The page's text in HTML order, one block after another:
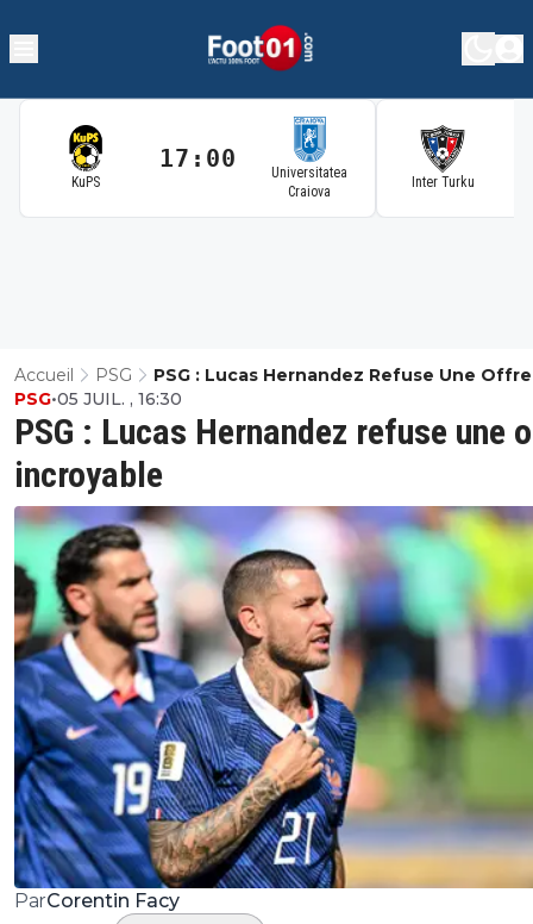
KuPS
17:00
Universitatea
Craiova
Inter Turku
Accueil PSG
PSG : Lucas Hernandez Refuse Une Offre
Incroyable
PSG : Lucas Hernandez refuse une
incroyable
PSG•05 JUIL. , 16:30
ParCorentin Facy